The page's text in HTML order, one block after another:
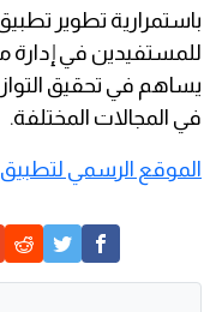
للمستفيدين في
يساهم في تحقيق
في المجالات المختلفة.
الموقع الرسمي